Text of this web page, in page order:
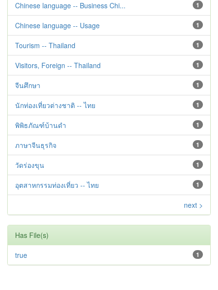
1
Chinese language -- Business Chi...
1
Chinese language -- Usage
1
Tourism -- Thailand
1
Visitors, Foreign -- Thailand
1
จีนศึกษา
1
นักท่องเที่ยวต่างชาติ -- ไทย
1
พิพิธภัณฑ์บ้านดำ
1
ภาษาจีนธุรกิจ
1
วัดร่องขุน
1
อุตสาหกรรมท่องเที่ยว -- ไทย
next >
Has File(s)
1
true